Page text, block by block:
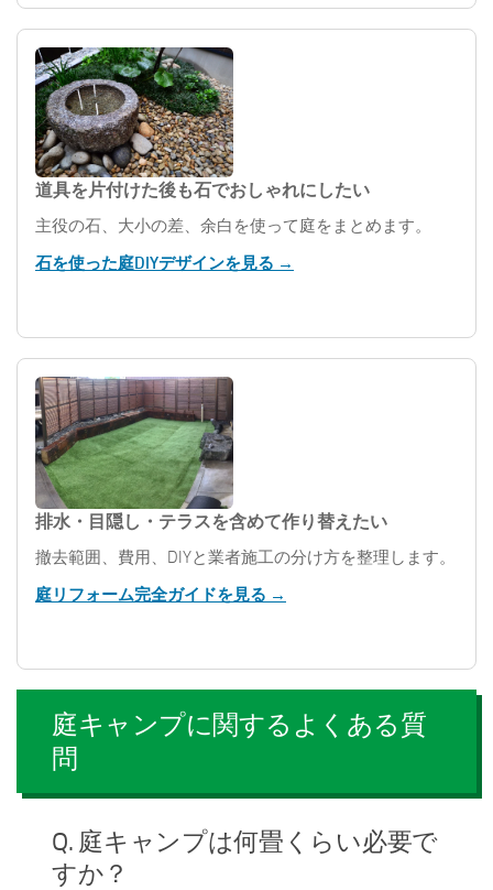
道具を片付けた後も石でおしゃれにしたい
主役の石、大小の差、余白を使って庭をまとめます。
石を使った庭DIYデザインを見る →
排水・目隠し・テラスを含めて作り替えたい
撤去範囲、費用、DIYと業者施工の分け方を整理します。
庭リフォーム完全ガイドを見る →
庭キャンプに関するよくある質
問
Q. 庭キャンプは何畳くらい必要で
すか？